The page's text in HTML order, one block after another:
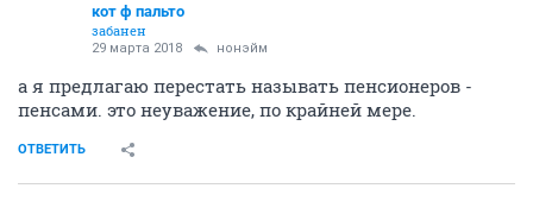
кот ф пальто
забанен
29 марта 2018 нонэйм
а я предлагаю перестать называть пенсионеров -
пенсами. это неуважение, по крайней мере.
ОТВЕТИТЬ